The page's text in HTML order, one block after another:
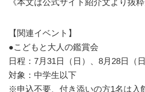
《本文は公式サイト紹介文より抜粋
【関連イベント】
●こどもと大人の鑑賞会
日程：7月31日（日）、8月28日（日
対象：中学生以下
※申込不要、付き添いの方1名は入